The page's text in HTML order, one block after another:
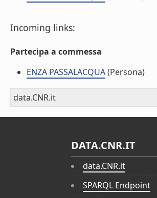
Incoming links:
Partecipa a commessa
ENZA PASSALACQUA(Persona)
data.CNR.it
DATA.CNR.IT
data.CNR.it
SPARQL Endpoint